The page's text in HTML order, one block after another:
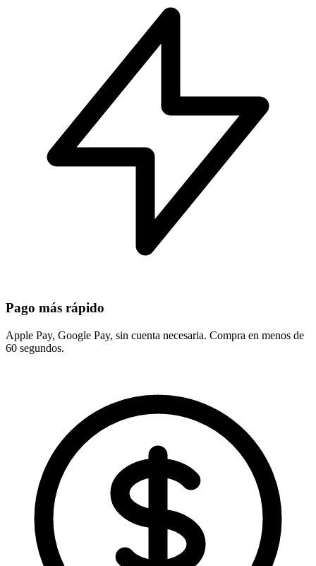
Pago más rápido
Apple Pay, Google Pay, sin cuenta necesaria. Compra en menos de
60 segundos.